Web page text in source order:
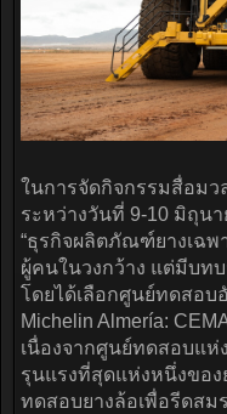
ในการจัดกิจกรรมสื่อมว
ระหว่างวันที่ 9-10 มิถุน
“ธุรกิจผลิตภัณฑ์ยางเฉพ
ผู้คนในวงกว้าง แต่มีบท
โดยได้เลือกศูนย์ทดสอบอั
Michelin Almería:
เนื่องจากศูนย์ทดสอบแ
รุนแรงที่สุดแห่งหนึ่งขอ
ทดสอบยางล้อเพื่อรีดสม